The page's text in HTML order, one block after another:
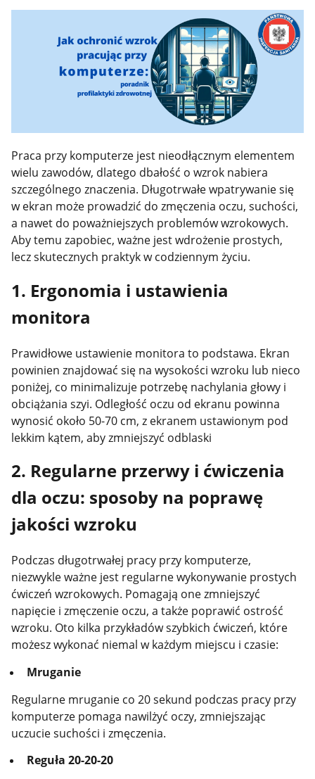
Praca przy komputerze jest nieodłącznym elementem
wielu zawodów, dlatego dbałość o wzrok nabiera
szczególnego znaczenia. Długotrwałe wpatrywanie się
w ekran może prowadzić do zmęczenia oczu, suchości,
a nawet do poważniejszych problemów wzrokowych.
Aby temu zapobiec, ważne jest wdrożenie prostych,
lecz skutecznych praktyk w codziennym życiu.
1. Ergonomia i ustawienia
monitora
Prawidłowe ustawienie monitora to podstawa. Ekran
powinien znajdować się na wysokości wzroku lub nieco
poniżej, co minimalizuje potrzebę nachylania głowy i
obciążania szyi. Odległość oczu od ekranu powinna
wynosić około 50-70 cm, z ekranem ustawionym pod
lekkim kątem, aby zmniejszyć odblaski​
2. Regularne przerwy i ćwiczenia
dla oczu: sposoby na poprawę
jakości wzroku
Podczas długotrwałej pracy przy komputerze,
niezwykle ważne jest regularne wykonywanie prostych
ćwiczeń wzrokowych. Pomagają one zmniejszyć
napięcie i zmęczenie oczu, a także poprawić ostrość
wzroku. Oto kilka przykładów szybkich ćwiczeń, które
możesz wykonać niemal w każdym miejscu i czasie:
Mruganie
Regularne mruganie co 20 sekund podczas pracy przy
komputerze pomaga nawilżyć oczy, zmniejszając
uczucie suchości i zmęczenia.
Reguła 20-20-20